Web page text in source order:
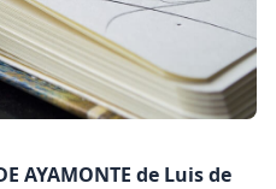
AYAMONTE de Luis de